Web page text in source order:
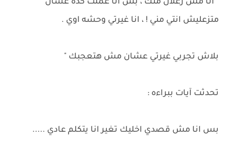
" انا مش زعلان منك ، بس انا عملت كده عشان
متزعليش انتي مني ! ، انا غيرتي وحشه اوي .
بلاش تجربي غيرتي عشان مش هتعجبك "
تحدثت آيات ببراءه :
بس انا مش قصدي اخليك تغير انا يتكلم عادي .....